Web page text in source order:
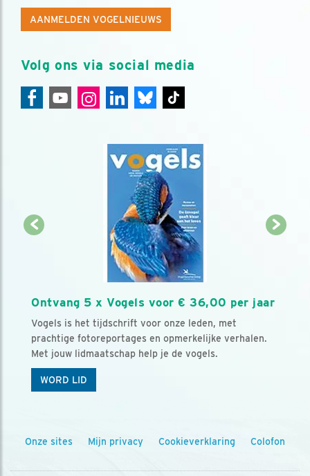
AANMELDEN VOGELNIEUWS
Volg ons via social media
Ontvang 5 x Vogels voor € 36,00 per jaar
Vogels is het tijdschrift voor onze leden, met
prachtige fotoreportages en opmerkelijke verhalen.
Met jouw lidmaatschap help je de vogels.
WORD LID
Onze sites Mijn privacy Cookieverklaring Colofon